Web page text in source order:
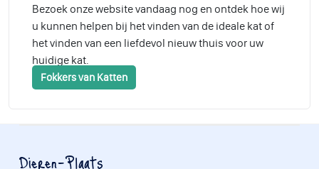
Bezoek onze website vandaag nog en ontdek hoe wij
u kunnen helpen bij het vinden van de ideale kat of
het vinden van een liefdevol nieuw thuis voor uw
huidige kat.
Fokkers van Katten
Dieren-Plaats